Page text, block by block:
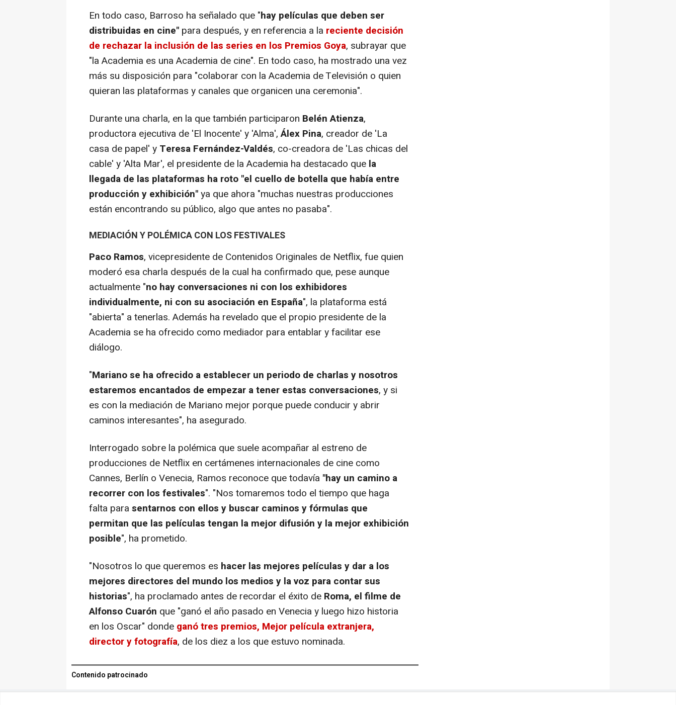
En todo caso, Barroso ha señalado que "hay películas que deben ser
distribuidas en cine" para después, y en referencia a la reciente decisión
de rechazar la inclusión de las series en los Premios Goya, subrayar que
"la Academia es una Academia de cine". En todo caso, ha mostrado una vez
más su disposición para "colaborar con la Academia de Televisión o quien
quieran las plataformas y canales que organicen una ceremonia".
Durante una charla, en la que también participaron Belén Atienza,
productora ejecutiva de 'El Inocente' y 'Alma',Álex Pina, creador de 'La
casa de papel' y Teresa Fernández-Valdés, co-creadora de 'Las chicas del
cable' y 'Alta Mar', el presidente de la Academia ha destacado que la
llegada de las plataformas ha roto "el cuello de botella que había entre
producción y exhibición"ya que ahora "muchas nuestras producciones
están encontrando su público, algo que antes no pasaba".
MEDIACIÓN Y POLÉMICA CON LOS FESTIVALES
Paco Ramos, vicepresidente de Contenidos Originales de Netflix, fue quien
moderó esa charla después de la cual ha confirmado que, pese aunque
actualmente "no hay conversaciones ni con los exhibidores
individualmente, ni con su asociación en España", la plataforma está
"abierta" a tenerlas. Además ha revelado que el propio presidente de la
Academia se ha ofrecido como mediador para entablar y facilitar ese
diálogo.
"Mariano se ha ofrecido a establecer un periodo de charlas y nosotros
estaremos encantados de empezar a tener estas conversaciones, y si
es con la mediación de Mariano mejor porque puede conducir y abrir
caminos interesantes", ha asegurado.
Interrogado sobre la polémica que suele acompañar al estreno de
producciones de Netflix en certámenes internacionales de cine como
Cannes, Berlín o Venecia, Ramos reconoce que todavía "hay un camino a
recorrer con los festivales". "Nos tomaremos todo el tiempo que haga
falta para sentarnos con ellos y buscar caminos y fórmulas que
permitan que las películas tengan la mejor difusión y la mejor exhibición
posible", ha prometido.
"Nosotros lo que queremos es hacer las mejores películas y dar a los
mejores directores del mundo los medios y la voz para contar sus
historias", ha proclamado antes de recordar el éxito de Roma, el filme de
Alfonso Cuarón que "ganó el año pasado en Venecia y luego hizo historia
en los Oscar" donde ganó tres premios, Mejor película extranjera,
director y fotografía, de los diez a los que estuvo nominada.
Contenido patrocinado